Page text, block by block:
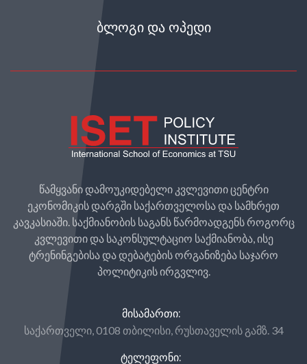
ᲑᲚᲝᲒᲘ ᲓᲐ ᲝᲞᲔᲓᲘ
წამყვანი დამოუკიდებელი კვლევითი ცენტრი
ეკონომიკის დარგში საქართველოსა და სამხრეთ
კავკასიაში. საქმიანობის საგანს წარმოადგენს როგორც
კვლევითი და საკონსულტაციო საქმიანობა, ისე
ტრენინგებისა და დებატების ორგანიზება საჯარო
პოლიტიკის ირგვლივ.
ᲛᲘᲡᲐᲛᲐᲠᲗᲘ:
საქართველი, 0108 თბილისი, რუსთაველის გამზ. 34
ᲢᲔᲚᲔᲤᲝᲜᲘ: